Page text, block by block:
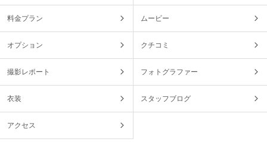
料金プラン ムービー
オプション クチコミ
撮影レポート フォトグラファー
衣装 スタッフブログ
アクセス